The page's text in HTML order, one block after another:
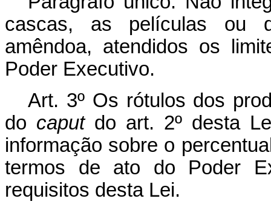
cascas, as películas ou
amêndoa, atendidos os
Poder Executivo.
Art. 3º Os rótulos dos
do caputdo art. 2º desta
informação sobre o
termos de ato do Poder
requisitos desta Lei.